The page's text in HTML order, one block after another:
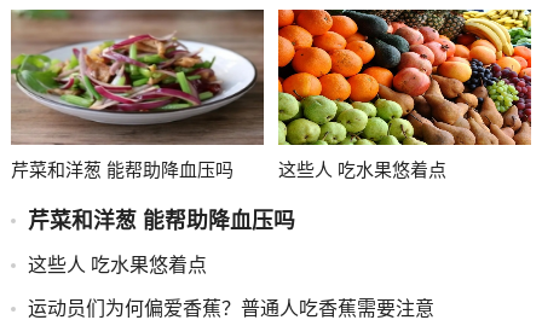
芹菜和洋葱 能帮助降血压吗 这些人 吃水果悠着点
芹菜和洋葱 能帮助降血压吗
这些人 吃水果悠着点
运动员们为何偏爱香蕉？普通人吃香蕉需要注意